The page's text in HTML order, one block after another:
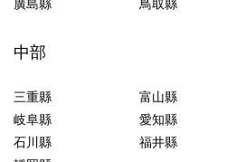
廣島縣
鳥取縣
中部
三重縣 富山縣
岐阜縣
愛知縣
石川縣
福井縣